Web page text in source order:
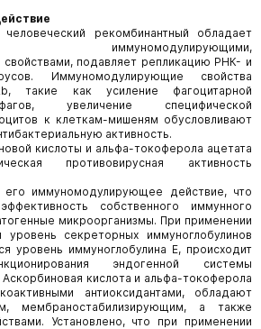
рекомбинантный обладает
иммуномодулирующими,
свойствами, подавляет репликацию РНК- и
Иммуномодулирующие свойства
такие как усиление фагоцитарной
увеличение специфической
к клеткам-мишеням обусловливают
активность.
кислоты и альфа-токоферола ацетата
противовирусная активность
его иммуномодулирующее действие, что
собственного иммунного
микроорганизмы. При применении
уровень секреторных иммуноглобулинов
уровень иммуноглобулина Е, происходит
эндогенной системы
кислота и альфа-токоферола
антиоксидантами, обладают
мембраностабилизирующим, а также
Установлено, что при применении